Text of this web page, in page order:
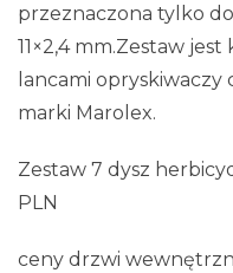
przeznaczona tylko
11×2,4 mm.Zestaw
lancami
marki Marolex.
Zestaw 7 dysz
PLN
ceny drzwi